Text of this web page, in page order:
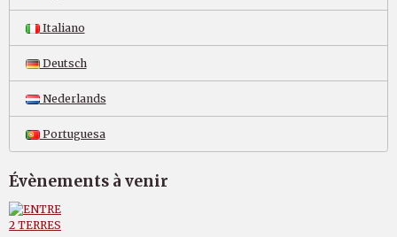
Italiano
Deutsch
Nederlands
Portuguesa
Évènements à venir